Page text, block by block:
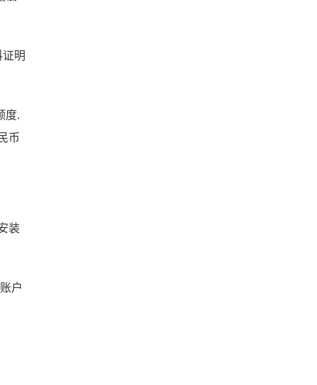
明
度.
币
装
户